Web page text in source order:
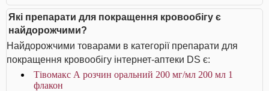
Які препарати для покращення кровообігу є
найдорожчими?
Найдорожчими товарами в категорії препарати для
покращення кровообігу інтернет-аптеки DS є:
Тівомакс А розчин оральний 200 мг/мл 200 мл 1
флакон